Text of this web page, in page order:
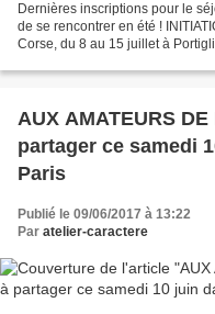
Dernières inscriptions pour le
de se rencontrer en été !
Corse, du 8 au 15 juillet à
AUX AMATEURS DE
partager ce samedi
Paris
Publié le 09/06/2017 à 13:22
Par atelier-caractere